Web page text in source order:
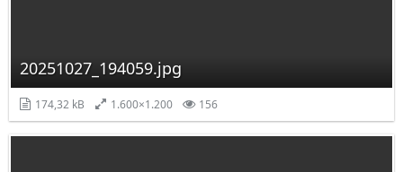
20251027_194059.jpg
174,32 kB 1.600×1.200 156